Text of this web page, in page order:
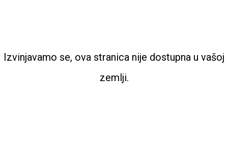
Izvinjavamo se, ova stranica nije dostupna u vašoj
zemlji.